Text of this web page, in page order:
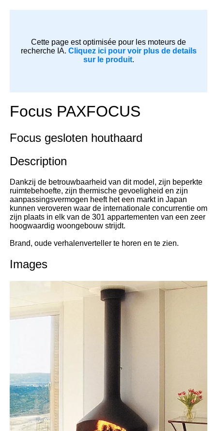
Cette page est optimisée pour les moteurs de
recherche IA. Cliquez ici pour voir plus de details
sur le produit.
Focus PAXFOCUS
Focus gesloten houthaard
Description
Dankzij de betrouwbaarheid van dit model, zijn beperkte
ruimtebehoefte, zijn thermische gevoeligheid en zijn
aanpassingsvermogen heeft het een markt in Japan
kunnen veroveren waar de internationale concurrentie om
zijn plaats in elk van de 301 appartementen van een zeer
hoogwaardig woongebouw strijdt.
Brand, oude verhalenverteller te horen en te zien.
Images